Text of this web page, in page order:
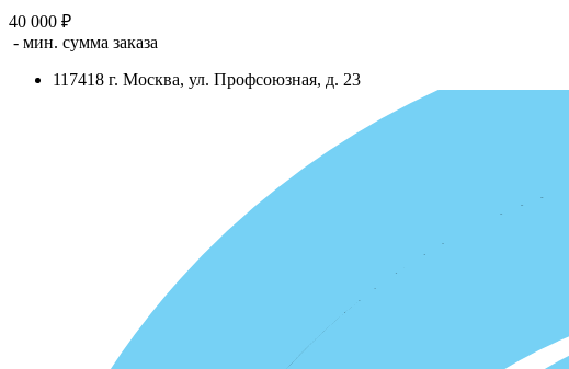
40 000 ₽
- мин. сумма заказа
117418 г. Москва, ул. Профсоюзная, д. 23